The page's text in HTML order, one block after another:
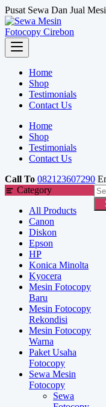
Skip
to
content
Pusat Sewa Dan Jual
Home
Shop
Testimonials
Contact Us
Home
Shop
Testimonials
Contact Us
Call To 082123607290
Category
All Products
Canon
Diskon
Epson
HP
Konica Minolta
Kyocera
Mesin Fotocopy
Baru
Mesin Fotocopy
Rekondisi
Mesin Fotocopy
Warna
Paket Usaha
Fotocopy
Sewa Mesin
Fotocopy
Sewa